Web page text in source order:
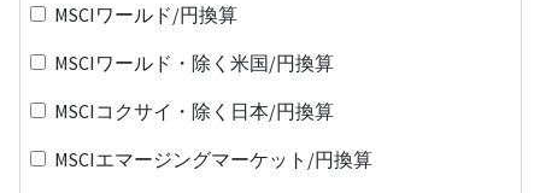
MSCIワールド/円換算
MSCIワールド・除く米国/円換算
MSCIコクサイ・除く日本/円換算
MSCIエマージングマーケット/円換算